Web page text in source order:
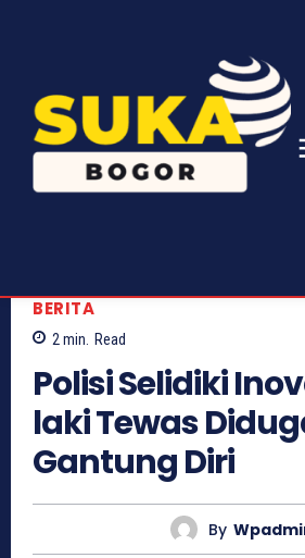
BERITA
2 min. Read
Polisi Selidiki
laki Tewas
Gantung Diri
By